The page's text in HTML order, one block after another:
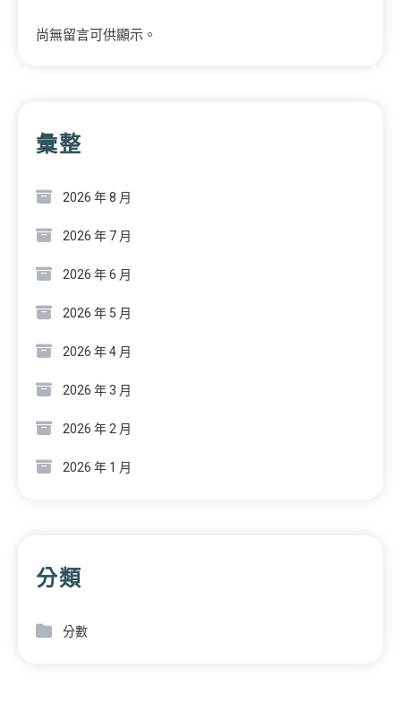
尚無留言可供顯示。
彙整
2026 年 8 月
2026 年 7 月
2026 年 6 月
2026 年 5 月
2026 年 4 月
2026 年 3 月
2026 年 2 月
2026 年 1 月
分類
分數